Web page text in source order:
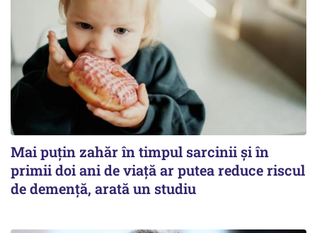
Mai puțin zahăr în timpul sarcinii și în
primii doi ani de viață ar putea reduce riscul
de demență, arată un studiu